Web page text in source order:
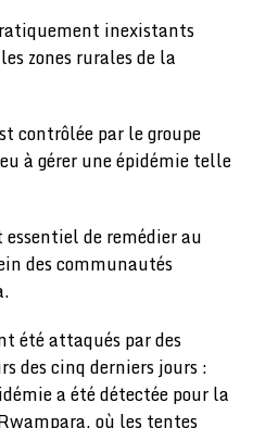
inexistants
zones rurales de la
contrôlée par le groupe
à gérer une épidémie telle
de remédier au
des communautés
été attaqués par des
des cinq derniers jours :
a été détectée pour la
où les tentes